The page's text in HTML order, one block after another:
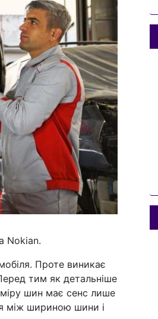
Nokian.
Проте виникає
тим як детальніше
шин має сенс лише
між шириною шини і